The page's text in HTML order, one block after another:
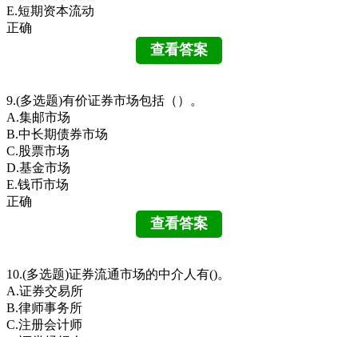
E.短期资本流动
正确
9.(多选题)有价证券市场包括（）。
A.集邮市场
B.中长期债券市场
C.股票市场
D.基金市场
E.钱币市场
正确
10.(多选题)证券流通市场的中介人有()。
A.证券交易所
B.律师事务所
C.注册会计师